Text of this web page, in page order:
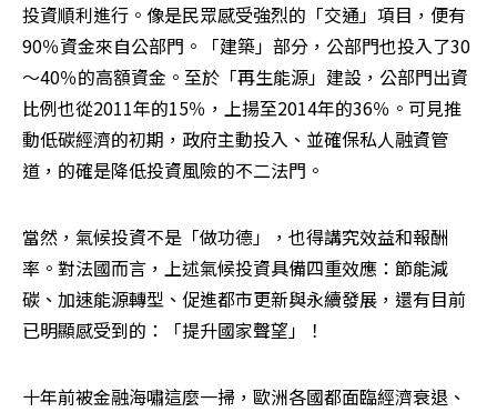
投資順利進行。像是民眾感受強烈的「交通」項目，便有
90％資金來自公部門。「建築」部分，公部門也投入了30
～40％的高額資金。至於「再生能源」建設，公部門出資
比例也從2011年的15％，上揚至2014年的36％。可見推
動低碳經濟的初期，政府主動投入、並確保私人融資管
道，的確是降低投資風險的不二法門。
當然，氣候投資不是「做功德」，也得講究效益和報酬
率。對法國而言，上述氣候投資具備四重效應：節能減
碳、加速能源轉型、促進都市更新與永續發展，還有目前
已明顯感受到的：「提升國家聲望」！
十年前被金融海嘯這麼一掃，歐洲各國都面臨經濟衰退、